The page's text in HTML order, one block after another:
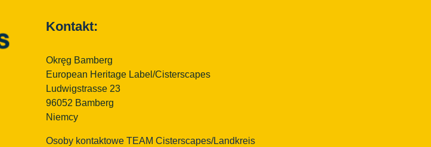
Kontakt:
Okręg Bamberg
European Heritage Label/Cisterscapes
Ludwigstrasse 23
96052 Bamberg
Niemcy
Osoby kontaktowe TEAM Cisterscapes/Landkreis